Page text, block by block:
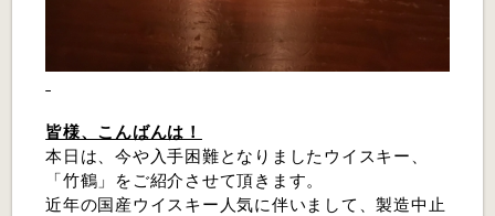
皆様、こんばんは！
本日は、今や入手困難となりましたウイスキー、
「竹鶴」をご紹介させて頂きます。
近年の国産ウイスキー人気に伴いまして、製造中止